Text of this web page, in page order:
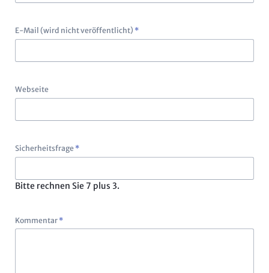
Pflichtfeld
E-Mail (wird nicht veröffentlicht) *
Webseite
Pflichtfeld
Sicherheitsfrage *
Bitte rechnen Sie 7 plus 3.
Pflichtfeld
Kommentar *